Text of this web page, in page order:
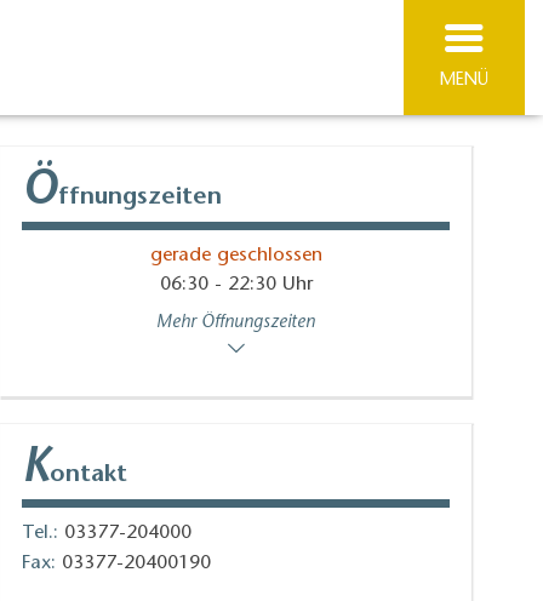
MENÜ
Öffnungszeiten
gerade geschlossen
06:30 - 22:30 Uhr
Mehr Öffnungszeiten
Kontakt
Tel.: 03377-204000
Fax: 03377-20400190